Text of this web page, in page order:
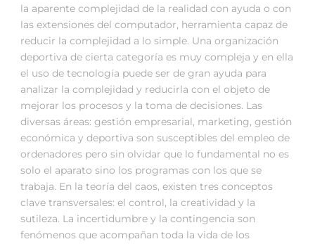
la aparente complejidad de la realidad con ayuda o con
las extensiones del computador, herramienta capaz de
reducir la complejidad a lo simple. Una organización
deportiva de cierta categoría es muy compleja y en ella
el uso de tecnología puede ser de gran ayuda para
analizar la complejidad y reducirla con el objeto de
mejorar los procesos y la toma de decisiones. Las
diversas áreas: gestión empresarial, marketing, gestión
económica y deportiva son susceptibles del empleo de
ordenadores pero sin olvidar que lo fundamental no es
solo el aparato sino los programas con los que se
trabaja. En la teoría del caos, existen tres conceptos
clave transversales: el control, la creatividad y la
sutileza. La incertidumbre y la contingencia son
fenómenos que acompañan toda la vida de los